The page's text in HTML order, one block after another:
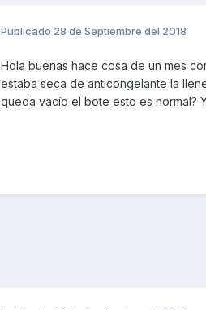
Publicado 28 de Septiembre del 2018
Hola buenas hace cosa de un mes
estaba seca de anticongelante la
queda vacío el bote esto es normal?